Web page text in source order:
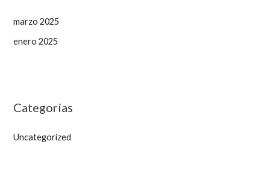
marzo 2025
enero 2025
Categorías
Uncategorized